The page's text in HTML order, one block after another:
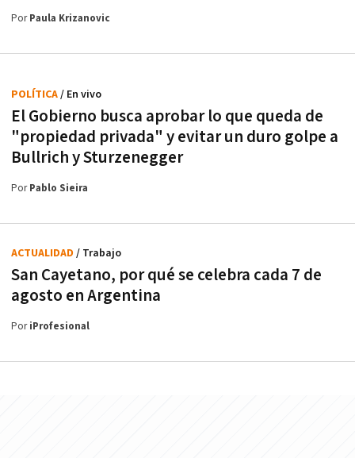
PorPaula Krizanovic
El Gobierno busca aprobar lo que queda de
"propiedad privada" y evitar un duro golpe a
Bullrich y Sturzenegger
POLÍTICA/ En vivo
PorPablo Sieira
San Cayetano, por qué se celebra cada 7 de
agosto en Argentina
ACTUALIDAD / Trabajo
PoriProfesional